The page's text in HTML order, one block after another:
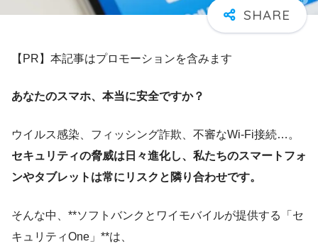
【PR】本記事はプロモーションを含みます
あなたのスマホ、本当に安全ですか？
ウイルス感染、フィッシング詐欺、不審なWi-Fi接続…。
セキュリティの脅威は日々進化し、私たちのスマートフォ
ンやタブレットは常にリスクと隣り合わせです。
そんな中、**ソフトバンクとワイモバイルが提供する「セ
キュリティOne」**は、